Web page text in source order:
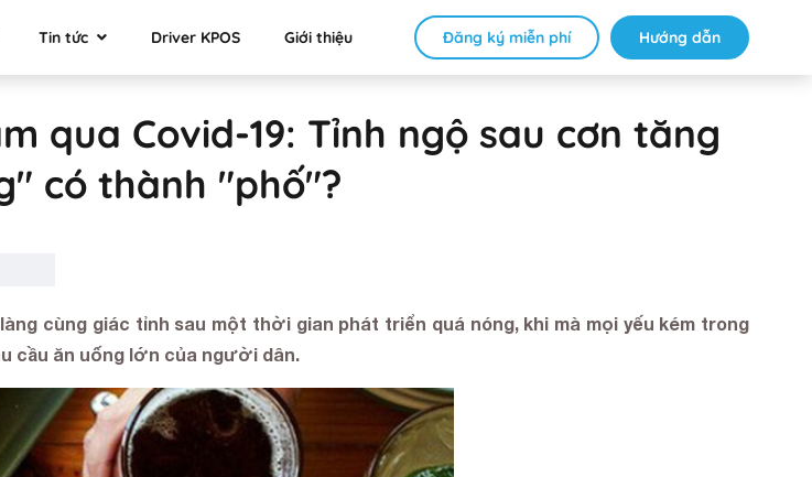
Tin tức Driver KPOS Giới thiệu Đăng ký miễn phí Hướng dẫn
qua Covid-19: Tỉnh ngộ sau cơn tăng
có thành "phố"?
cùng giác tỉnh sau một thời gian phát triển quá nóng, khi mà mọi yếu kém trong
cầu ăn uống lớn của người dân.